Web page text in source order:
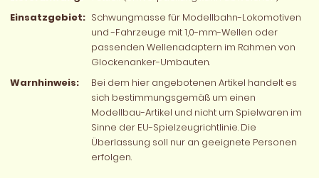
Einsatzgebiet: Schwungmasse für Modellbahn-Lokomotiven
und -Fahrzeuge mit 1,0-mm-Wellen oder
passenden Wellenadaptern im Rahmen von
Glockenanker-Umbauten.
Warnhinweis:
Bei dem hier angebotenen Artikel handelt es
sich bestimmungsgemäß um einen
Modellbau-Artikel und nicht um Spielwaren im
Sinne der EU-Spielzeugrichtlinie. Die
Überlassung soll nur an geeignete Personen
erfolgen.